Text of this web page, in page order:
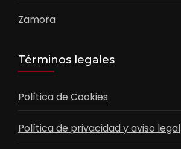
Zamora
Términos legales
Política de Cookies
Política de privacidad y aviso legal